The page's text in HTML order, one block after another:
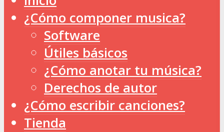
¿Cómo componer musica?
Software
Útiles básicos
¿Cómo anotar tu música?
Derechos de autor
¿Cómo escribir canciones?
Tienda